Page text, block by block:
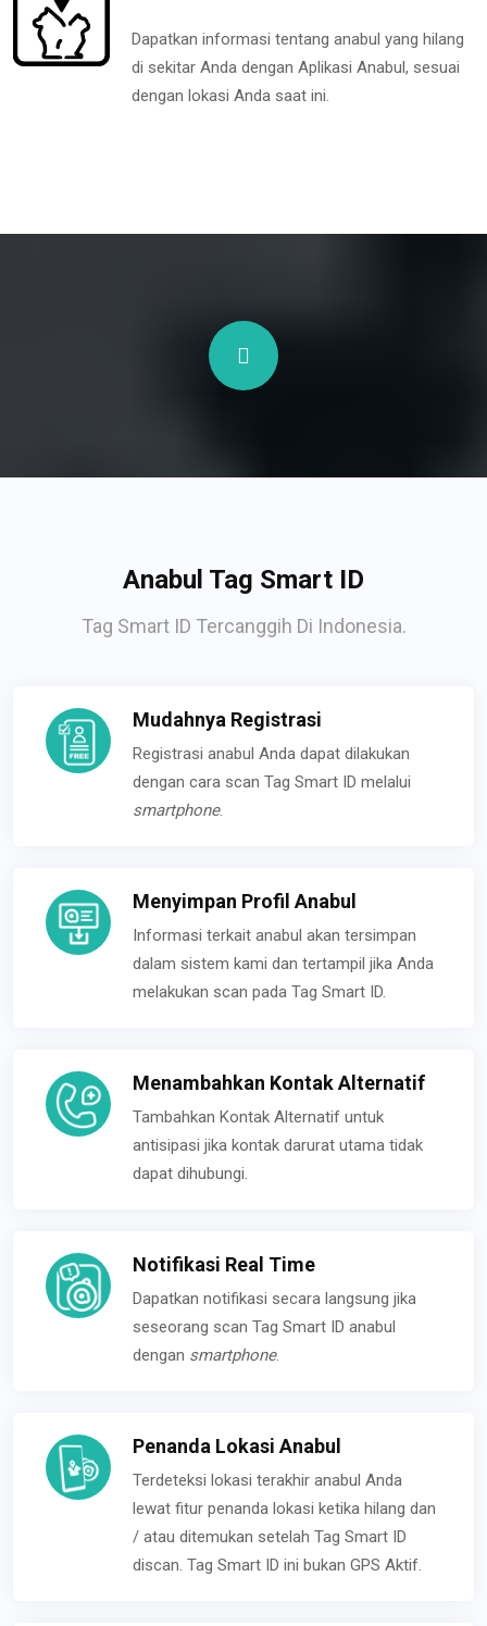
Dapatkan informasi tentang anabul yang hilang
di sekitar Anda dengan Aplikasi Anabul, sesuai
dengan lokasi Anda saat ini.
Anabul Tag Smart ID
Tag Smart ID Tercanggih Di Indonesia.
Mudahnya Registrasi
Registrasi anabul Anda dapat dilakukan
dengan cara scan Tag Smart ID melalui
smartphone.
Menyimpan Profil Anabul
Informasi terkait anabul akan tersimpan
dalam sistem kami dan tertampil jika Anda
melakukan scan pada Tag Smart ID.
Menambahkan Kontak Alternatif
Tambahkan Kontak Alternatif untuk
antisipasi jika kontak darurat utama tidak
dapat dihubungi.
Notifikasi Real Time
Dapatkan notifikasi secara langsung jika
seseorang scan Tag Smart ID anabul
dengan smartphone.
Penanda Lokasi Anabul
Terdeteksi lokasi terakhir anabul Anda
lewat fitur penanda lokasi ketika hilang dan
/ atau ditemukan setelah Tag Smart ID
discan. Tag Smart ID ini bukan GPS Aktif.